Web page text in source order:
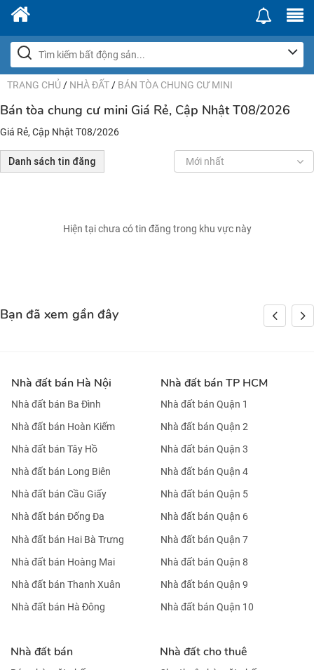
TRANG CHỦ / NHÀ ĐẤT / BÁN TÒA CHUNG CƯ MINI
Bán tòa chung cư mini Giá Rẻ, Cập Nhật T08/2026
Giá Rẻ, Cập Nhật T08/2026
Danh sách tin đăng Mới nhất
Hiện tại chưa có tin đăng trong khu vực này
Bạn đã xem gần đây
Nhà đất bán Hà Nội
Nhà đất bán Ba Đình
Nhà đất bán Hoàn Kiếm
Nhà đất bán Tây Hồ
Nhà đất bán Long Biên
Nhà đất bán Cầu Giấy
Nhà đất bán Đống Đa
Nhà đất bán Hai Bà Trưng
Nhà đất bán Hoàng Mai
Nhà đất bán Thanh Xuân
Nhà đất bán Hà Đông
Nhà đất bán TP HCM
Nhà đất bán Quận 1
Nhà đất bán Quận 2
Nhà đất bán Quận 3
Nhà đất bán Quận 4
Nhà đất bán Quận 5
Nhà đất bán Quận 6
Nhà đất bán Quận 7
Nhà đất bán Quận 8
Nhà đất bán Quận 9
Nhà đất bán Quận 10
Nhà đất bán Nhà đất cho thuê